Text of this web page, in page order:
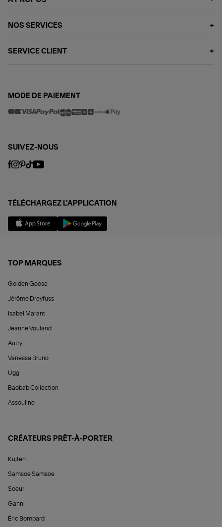
NOS SERVICES
SERVICE CLIENT
MODE DE PAIEMENT
SUIVEZ-NOUS
TÉLÉCHARGEZ L'APPLICATION
TOP MARQUES
Golden Goose
Jérôme Dreyfuss
Isabel Marant
Jeanne Vouland
Autry
Vanessa Bruno
Ugg
Baobab Collection
Assouline
CRÉATEURS PRÊT-À-PORTER
Kujten
Samsoe Samsoe
Soeur
Ganni
Éric Bompard